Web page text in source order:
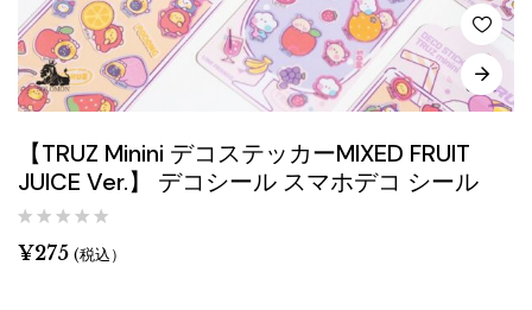
【TRUZ Minini デコステッカーMIXED FRUIT
JUICE Ver.】 デコシール スマホデコ シール
¥275 (税込）